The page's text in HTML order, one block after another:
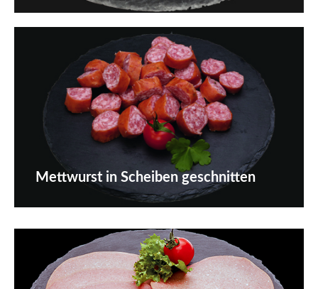
Mettwurst in Scheiben geschnitten